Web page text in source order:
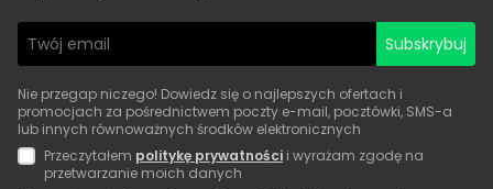
Subskrybuj
Nie przegap niczego! Dowiedz się o najlepszych ofertach i
promocjach za pośrednictwem poczty e-mail, pocztówki, SMS-a
lub innych równoważnych środków elektronicznych
Przeczytałem politykę prywatności i wyrażam zgodę na
przetwarzanie moich danych